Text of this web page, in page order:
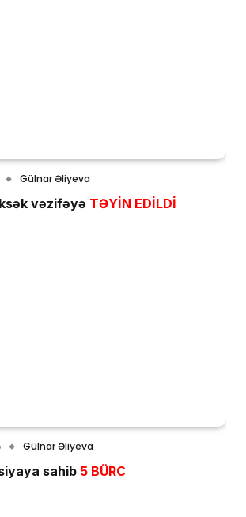
Gülnar Əliyeva
vəzifəyə TƏYİN EDİLDİ
Gülnar Əliyeva
sahib 5 BÜRC